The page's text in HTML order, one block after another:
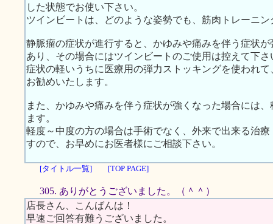
した状態でお使い下さい。
ツインビートは、どのような姿勢でも、筋肉トレーニ
静脈瘤の症状が進行すると、かゆみや痛みを伴う症状
あり、その場合にはツインビートのご使用は控えて下さ
症状の軽いうちに医療用の弾力ストッキングを使われ
お勧めいたします。
また、かゆみや痛みを伴う症状が強くなった場合には
ます。
軽度～中度の方の場合は手術でなく、外来で出来る治
すので、お早めにお医者様にご相談下さい。
[タイトル一覧] [TOP PAGE]
305. ありがとうございました。（＾＾）
店長さん、こんばんは！
早速ご回答有難うございました。